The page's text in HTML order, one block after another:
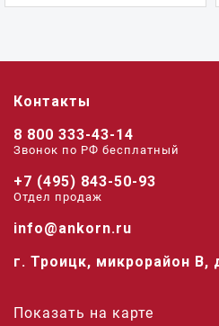
Контакты
8 800 333-43-14
Звонок по РФ беcплатный
+7 (495) 843-50-93
Отдел продаж
info@ankorn.ru
г. Троицк, микрорайон В,
Показать на карте